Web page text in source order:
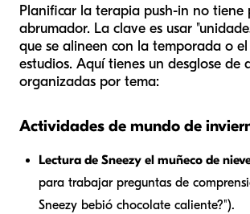
Planificar la terapia push-in no tiene
abrumador. La clave es usar
que se alineen con la temporada o
estudios. Aquí tienes un desglose de
organizadas por tema:
Actividades de mundo de
Lectura de Sneezy el muñeco de
para trabajar preguntas de
Sneezy bebió chocolate caliente?").